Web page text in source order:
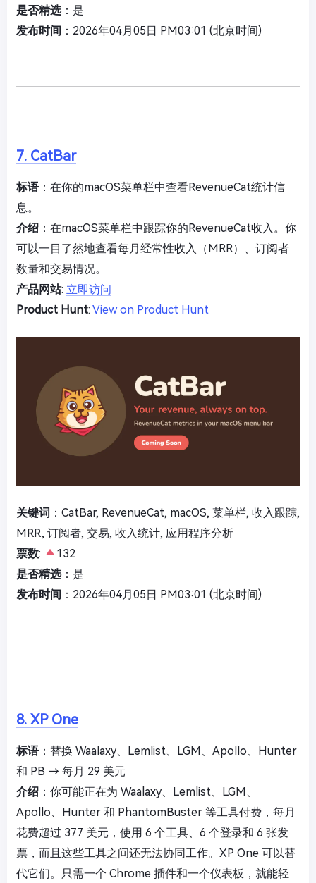
是否精选：是
发布时间 ：2026年04月05日 PM03:01 (北京时间)
7. CatBar
标语：在你的macOS菜单栏中查看RevenueCat统计信
息。
介绍 ：在macOS菜单栏中跟踪你的RevenueCat收入。你
可以一目了然地查看每月经常性收入（MRR）、订阅者
数量和交易情况。
产品网站: 立即访问
Product Hunt: View on Product Hunt
关键词 ：CatBar, RevenueCat, macOS, 菜单栏, 收入跟踪,
MRR, 订阅者, 交易, 收入统计, 应用程序分析
票数:
132
是否精选：是
发布时间 ：2026年04月05日 PM03:01 (北京时间)
8. XP One
标语：替换 Waalaxy、Lemlist、LGM、Apollo、Hunter
和 PB → 每月 29 美元
介绍 ：你可能正在为 Waalaxy、Lemlist、LGM、
Apollo、Hunter 和 PhantomBuster 等工具付费，每月
花费超过 377 美元，使用 6 个工具、6 个登录和 6 张发
票，而且这些工具之间还无法协同工作。XP One 可以替
代它们。只需一个 Chrome 插件和一个仪表板，就能轻